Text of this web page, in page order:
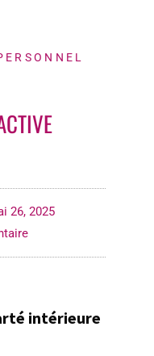
26, 2025
intérieure